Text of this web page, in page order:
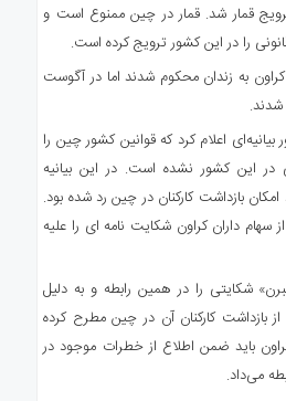
قمار شد. قمار در چین ممنوع است و
را در این کشور ترویج کرده است.
کراون به زندان محکوم شدند اما در آگوست
اعلام کرد که قوانین کشور چین را
این کشور نشده است. در این بیانیه
بازداشت کارکنان در چین رد شده بود.
داران کراون شکایت نامه ای را علیه
شکایتی را در همین رابطه و به دلیل
بازداشت کارکنان آن در چین مطرح کرده
باید ضمن اطلاع از خطرات موجود در
می‌داد.